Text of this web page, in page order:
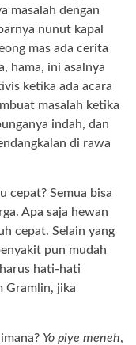
masalah dengan
nunut kapal
mas ada cerita
hama, ini asalnya
ketika ada acara
masalah ketika
indah, dan
di rawa
cepat? Semua bisa
Apa saja hewan
cepat. Selain yang
pun mudah
hati-hati
Gramlin, jika
Yo piye meneh,